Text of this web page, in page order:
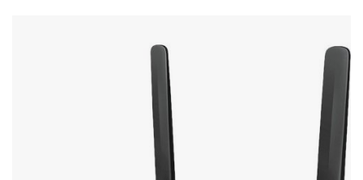
Серверное оборудование
UPS Источники бесперебойного питания